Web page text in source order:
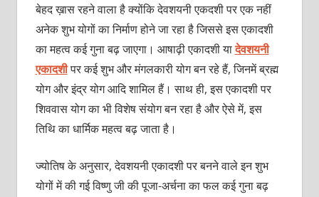
बेहद ख़ास रहने वाला है क्योंकि देवशयनी एकदशी पर एक नहीं
अनेक शुभ योगों का निर्माण होने जा रहा है जिससे इस एकादशी
का महत्व कई गुना बढ़ जाएगा। आषाढ़ी एकादशी यादेवशयनी
एकादशीपर कई शुभ और मंगलकारी योग बन रहे हैं, जिनमें ब्रह्म
योग और इंद्र योग आदि शामिल हैं। साथ ही, इस एकादशी पर
शिववास योग का भी विशेष संयोग बन रहा है और ऐसे में, इस
तिथि का धार्मिक महत्व बढ़ जाता है।
ज्योतिष के अनुसार, देवशयनी एकादशी पर बनने वाले इन शुभ
योगों में की गई विष्णु जी की पूजा-अर्चना का फल कई गुना बढ़